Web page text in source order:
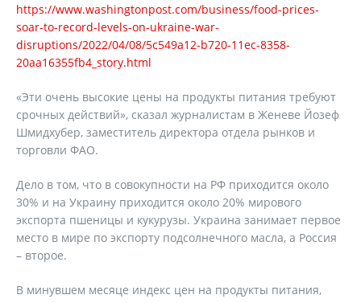
https://www.washingtonpost.com/business/food-prices-
soar-to-record-levels-on-ukraine-war-
disruptions/2022/04/08/5c549a12-b720-11ec-8358-
20aa16355fb4_story.html
«Эти очень высокие цены на продукты питания требуют
срочных действий», сказал журналистам в Женеве Йозеф
Шмидхубер, заместитель директора отдела рынков и
торговли ФАО.
Дело в том, что в совокупности на РФ приходится около
30% и на Украину приходится около 20% мирового
экспорта пшеницы и кукурузы. Украина занимает первое
место в мире по экспорту подсолнечного масла, а Россия
– второе.
В минувшем месяце индекс цен на продукты питания,